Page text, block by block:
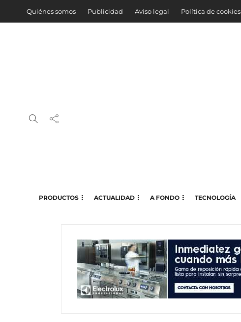
Quiénes somos Publicidad Aviso legal Política de cookies
PRODUCTOS ACTUALIDAD A FONDO TECNOLOGÍA